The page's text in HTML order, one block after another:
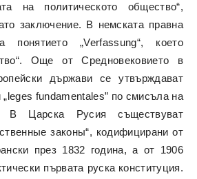
на политическото общество“,
заключение. В немската правна
понятието „Verfassung“, което
Още от Средновековието в
държави се утвърждават
„leges fundamentales” по смисъла на
В Царска Русия съществуват
законы“, кодифицирани от
през 1832 година, а от 1906
първата руска конституция.